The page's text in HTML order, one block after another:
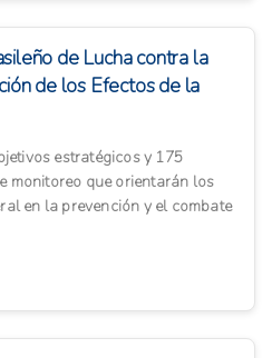
de Lucha contra la
de los Efectos de la
estratégicos y 175
monitoreo que orientarán los
en la prevención y el combate